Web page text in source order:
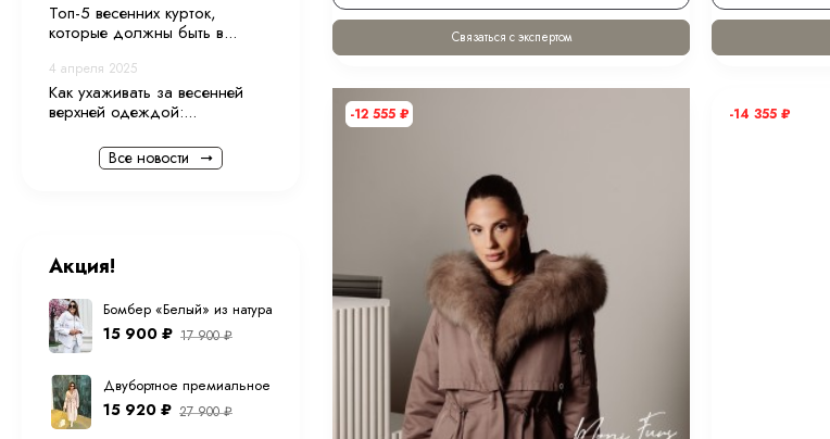
Связаться с экспертом
-12 555 ₽ -14 355₽
Топ-5 весенних курток,
которые должны быть в...
4 апреля 2025
Как ухаживать за весенней
верхней одеждой:...
Все новости
Акция!
Бомбер «Белый» из натуральной овечьей шерсти
15 900 ₽ 17 900₽
Двубортное премиальное (шерсть ламы) пальто "экрю" 120 см.
15 920 ₽ 27 900₽